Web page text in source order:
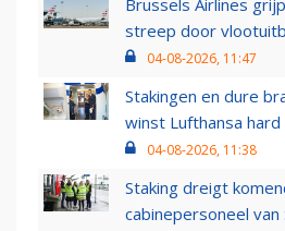
Brussels Airlines
streep door
04-08-2026, 11:47
Stakingen en dure
winst Lufthansa hard
04-08-2026, 11:38
Staking dreigt
cabinepersoneel van